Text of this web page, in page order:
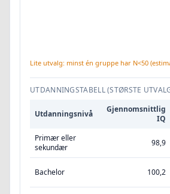
Lite utvalg: minst én gruppe har N<50
UTDANNINGSTABELL (STØRSTE
Utdanningsnivå
Gjennomsnittlig
IQ
Primær eller
sekundær
98,9
Bachelor 100,2